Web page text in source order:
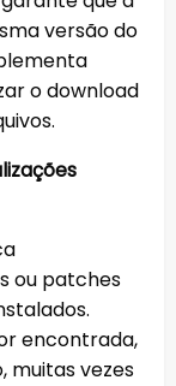
versão do
o download
ou patches
encontrada,
muitas vezes